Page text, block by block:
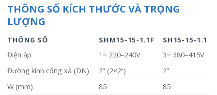
THÔNG SỐ KÍCH THƯỚC VÀ TRỌNG
LƯỢNG
THÔNG SỐ SHM15-15-1.1F
SH15-15-1.1
Điện áp
1~ 220–240V
3~ 380–415V
Đường kính cổng xả (DN)
2” (2×2”)
2”
W (mm)
85
85